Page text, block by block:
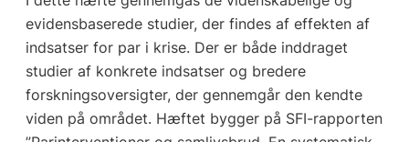
evidensbaserede studier, der findes af effekten af
indsatser for par i krise. Der er både inddraget
studier af konkrete indsatser og bredere
forskningsoversigter, der gennemgår den kendte
viden på området. Hæftet bygger på SFI-rapporten